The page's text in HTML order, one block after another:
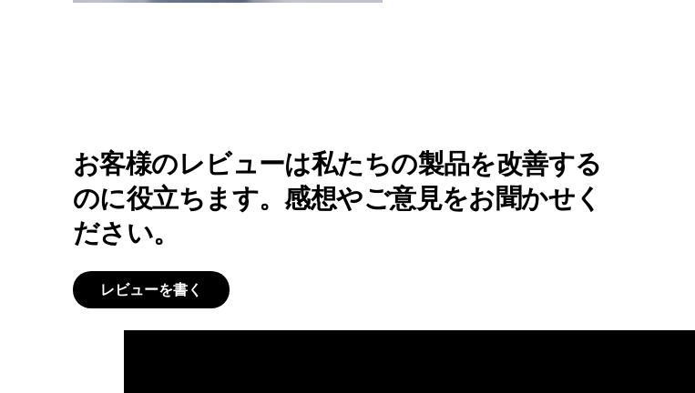
お客様のレビューは私たちの製品を改善する
のに役立ちます。感想やご意見をお聞かせく
ださい。
レビューを書く